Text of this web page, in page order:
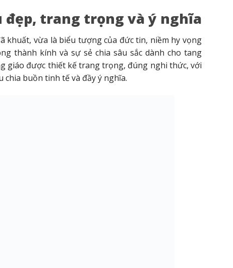
đẹp, trang trọng và ý nghĩa
khuất, vừa là biểu tượng của đức tin, niềm hy vọng
thành kính và sự sẻ chia sâu sắc dành cho tang
giáo được thiết kế trang trọng, đúng nghi thức, với
buồn tinh tế và đầy ý nghĩa.